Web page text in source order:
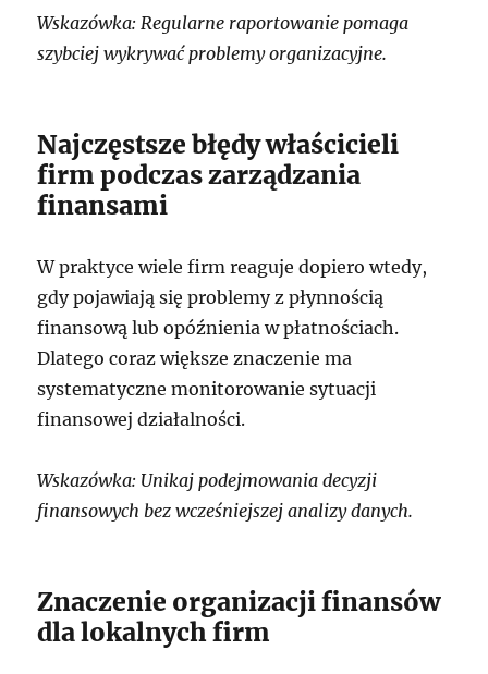
Wskazówka: Regularne raportowanie pomaga
szybciej wykrywać problemy organizacyjne.
Najczęstsze błędy właścicieli
firm podczas zarządzania
finansami
W praktyce wiele firm reaguje dopiero wtedy,
gdy pojawiają się problemy z płynnością
finansową lub opóźnienia w płatnościach.
Dlatego coraz większe znaczenie ma
systematyczne monitorowanie sytuacji
finansowej działalności.
Wskazówka: Unikaj podejmowania decyzji
finansowych bez wcześniejszej analizy danych.
Znaczenie organizacji finansów
dla lokalnych firm